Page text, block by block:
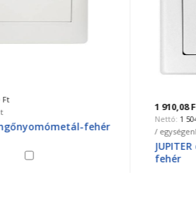
fehér
1 910,08 Ft
1 504,00
/ egységenként
JUPITER
fehér